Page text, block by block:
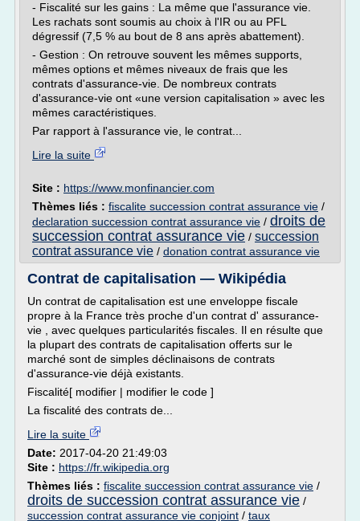
- Fiscalité sur les gains : La même que l'assurance vie.
Les rachats sont soumis au choix à l'IR ou au PFL
dégressif (7,5 % au bout de 8 ans après abattement).
- Gestion : On retrouve souvent les mêmes supports,
mêmes options et mêmes niveaux de frais que les
contrats d'assurance-vie. De nombreux contrats
d'assurance-vie ont «une version capitalisation » avec les
mêmes caractéristiques.
Par rapport à l'assurance vie, le contrat...
Lire la suite
Site : https://www.monfinancier.com
Thèmes liés : fiscalite succession contrat assurance vie /
declaration succession contrat assurance vie / droits de
succession contrat assurance vie / succession
contrat assurance vie / donation contrat assurance vie
Contrat de capitalisation — Wikipédia
Un contrat de capitalisation est une enveloppe fiscale
propre à la France très proche d'un contrat d' assurance-
vie , avec quelques particularités fiscales. Il en résulte que
la plupart des contrats de capitalisation offerts sur le
marché sont de simples déclinaisons de contrats
d'assurance-vie déjà existants.
Fiscalité[ modifier | modifier le code ]
La fiscalité des contrats de...
Lire la suite
Date: 2017-04-20 21:49:03
Site : https://fr.wikipedia.org
Thèmes liés : fiscalite succession contrat assurance vie /
droits de succession contrat assurance vie /
succession contrat assurance vie conjoint / taux